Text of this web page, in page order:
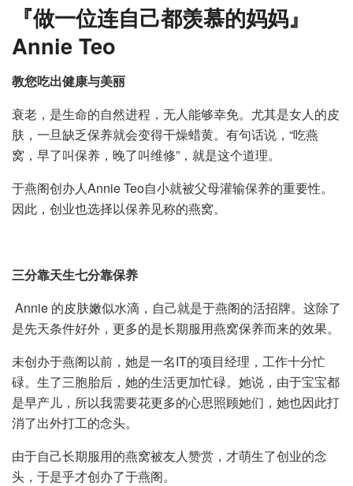
『做一位连自己都羡慕的妈妈』
Annie Teo
教您吃出健康与美丽
衰老，是生命的自然进程，无人能够幸免。尤其是女人的皮
肤，一旦缺乏保养就会变得干燥蜡黄。有句话说，“吃燕
窝，早了叫保养，晚了叫维修”，就是这个道理。
于燕阁创办人Annie Teo自小就被父母灌输保养的重要性。
因此，创业也选择以保养见称的燕窝。
三分靠天生七分靠保养
Annie 的皮肤嫩似水滴，自己就是于燕阁的活招牌。这除了
是先天条件好外，更多的是长期服用燕窝保养而来的效果。
未创办于燕阁以前，她是一名IT的项目经理，工作十分忙
碌。生了三胞胎后，她的生活更加忙碌。她说，由于宝宝都
是早产儿，所以我需要花更多的心思照顾她们，她也因此打
消了出外打工的念头。
由于自己长期服用的燕窝被友人赞赏，才萌生了创业的念
头，于是乎才创办了于燕阁。